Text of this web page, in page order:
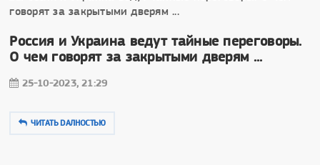
Россия и Украина ведут тайные переговоры.
О чем говорят за закрытыми дверям ...
25-10-2023, 21:29
ЧИТАТЬ DAЛНОСТЬЮ